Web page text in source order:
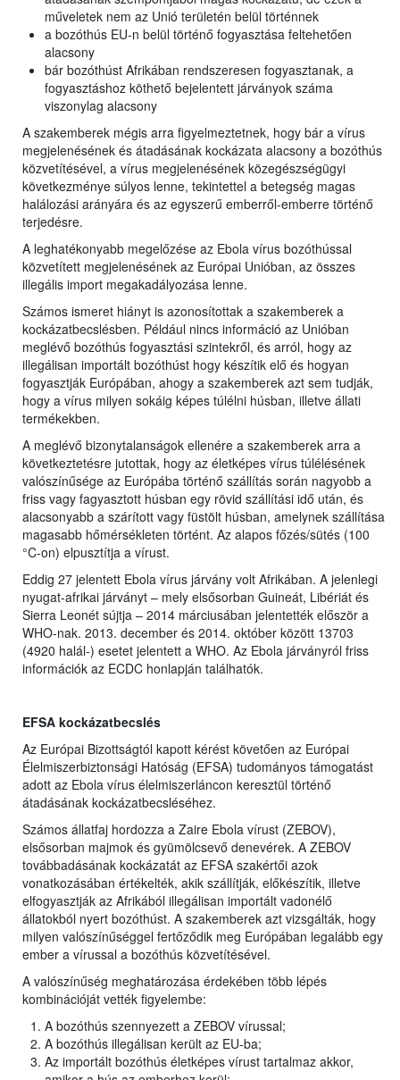
műveletek nem az Unió területén belül történnek
a bozóthús EU-n belül történő fogyasztása feltehetően
alacsony
bár bozóthúst Afrikában rendszeresen fogyasztanak, a
fogyasztáshoz köthető bejelentett járványok száma
viszonylag alacsony
A szakemberek mégis arra figyelmeztetnek, hogy bár a vírus
megjelenésének és átadásának kockázata alacsony a bozóthús
közvetítésével, a vírus megjelenésének közegészségügyi
következménye súlyos lenne, tekintettel a betegség magas
halálozási arányára és az egyszerű emberről-emberre történő
terjedésre.
A leghatékonyabb megelőzése az Ebola vírus bozóthússal
közvetített megjelenésének az Európai Unióban, az összes
illegális import megakadályozása lenne.
Számos ismeret hiányt is azonosítottak a szakemberek a
kockázatbecslésben. Például nincs információ az Unióban
meglévő bozóthús fogyasztási szintekről, és arról, hogy az
illegálisan importált bozóthúst hogy készítik elő és hogyan
fogyasztják Európában, ahogy a szakemberek azt sem tudják,
hogy a vírus milyen sokáig képes túlélni húsban, illetve állati
termékekben.
A meglévő bizonytalanságok ellenére a szakemberek arra a
következtetésre jutottak, hogy az életképes vírus túlélésének
valószínűsége az Európába történő szállítás során nagyobb a
friss vagy fagyasztott húsban egy rövid szállítási idő után, és
alacsonyabb a szárított vagy füstölt húsban, amelynek szállítása
magasabb hőmérsékleten történt. Az alapos főzés/sütés (100
°C-on) elpusztítja a vírust.
Eddig 27 jelentett Ebola vírus járvány volt Afrikában. A jelenlegi
nyugat-afrikai járványt – mely elsősorban Guineát, Libériát és
Sierra Leonét sújtja – 2014 márciusában jelentették először a
WHO-nak. 2013. december és 2014. október között 13703
(4920 halál-) esetet jelentett a WHO. Az Ebola járványról friss
információk az ECDC honlapján találhatók.
EFSA kockázatbecslés
Az Európai Bizottságtól kapott kérést követően az Európai
Élelmiszerbiztonsági Hatóság (EFSA) tudományos támogatást
adott az Ebola vírus élelmiszerláncon keresztül történő
átadásának kockázatbecsléséhez.
Számos állatfaj hordozza a Zaire Ebola vírust (ZEBOV),
elsősorban majmok és gyümölcsevő denevérek. A ZEBOV
továbbadásának kockázatát az EFSA szakértői azok
vonatkozásában értékelték, akik szállítják, előkészítik, illetve
elfogyasztják az Afrikából illegálisan importált vadonélő
állatokból nyert bozóthúst. A szakemberek azt vizsgálták, hogy
milyen valószínűséggel fertőződik meg Európában legalább egy
ember a vírussal a bozóthús közvetítésével.
A valószínűség meghatározása érdekében több lépés
kombinációját vették figyelembe:
A bozóthús szennyezett a ZEBOV vírussal;
A bozóthús illegálisan került az EU-ba;
Az importált bozóthús életképes vírust tartalmaz akkor,